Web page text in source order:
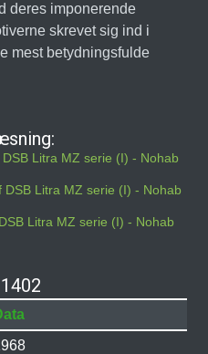
deres imponerende
skrevet sig ind i
mest betydningsfulde
Litra MZ serie (I) - Nohab
Litra MZ serie (I) - Nohab
Litra MZ serie (I) - Nohab